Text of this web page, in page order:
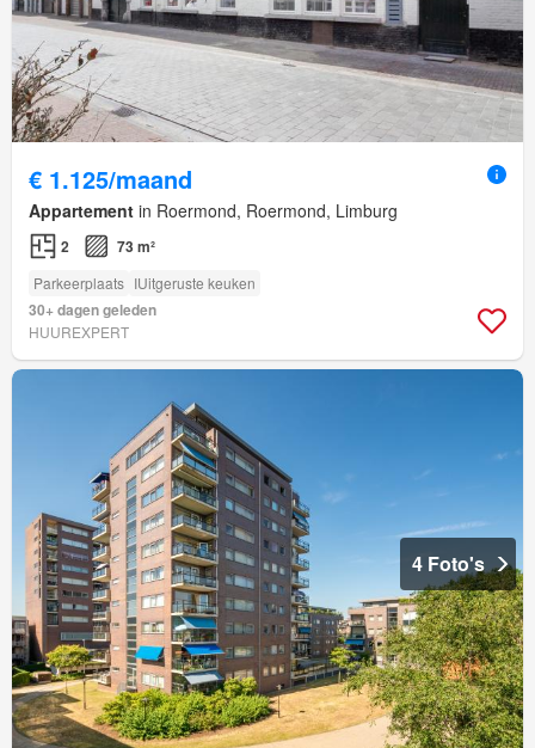
€ 1.125/maand
Appartement in Roermond, Roermond, Limburg
2 73 m²
Parkeerplaats IUitgeruste keuken
30+ dagen geleden
HUUREXPERT
4 Foto's